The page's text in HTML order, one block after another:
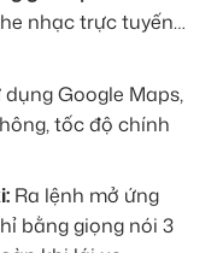
nhạc trực tuyến…
dụng Google Maps,
tốc độ chính
Ra lệnh mở ứng
bằng giọng nói 3